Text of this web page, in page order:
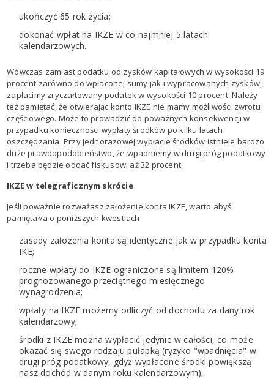
ukończyć 65 rok życia;
dokonać wpłat na IKZE w co najmniej 5 latach
kalendarzowych.
Wówczas zamiast podatku od zysków kapitałowych w wysokości 19
procent zarówno do wpłaconej sumy jak i wypracowanych zysków,
zapłacimy zryczałtowany podatek w wysokości 10 procent. Należy
też pamiętać, że otwierając konto IKZE nie mamy możliwości zwrotu
częściowego. Może to prowadzić do poważnych konsekwencji w
przypadku konieczności wypłaty środków po kilku latach
oszczędzania. Przy jednorazowej wypłacie środków istnieje bardzo
duże prawdopodobieństwo, że wpadniemy w drugi próg podatkowy
i trzeba będzie oddać fiskusowi aż 32 procent.
IKZE w telegraficznym skrócie
Jeśli poważnie rozważasz założenie konta IKZE, warto abyś
pamiętał/a o poniższych kwestiach:
zasady założenia konta są identyczne jak w przypadku konta
IKE;
roczne wpłaty do IKZE ograniczone są limitem 120%
prognozowanego przeciętnego miesięcznego
wynagrodzenia;
wpłaty na IKZE możemy odliczyć od dochodu za dany rok
kalendarzowy;
środki z IKZE można wypłacić jedynie w całości, co może
okazać się swego rodzaju pułapką (ryzyko "wpadnięcia" w
drugi próg podatkowy, gdyż wypłacone środki powiększą
nasz dochód w danym roku kalendarzowym);